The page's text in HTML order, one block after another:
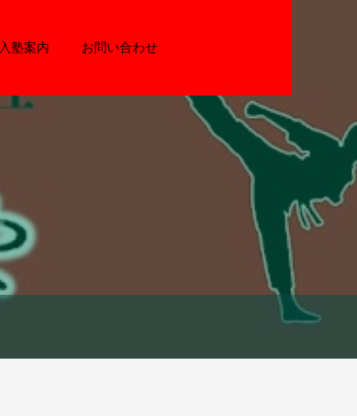
入塾案内 お問い合わせ